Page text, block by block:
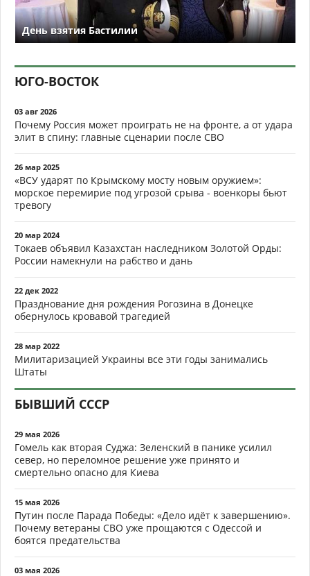
День взятия Бастилии
ЮГО-ВОСТОК
03 авг 2026
Почему Россия может проиграть не на фронте, а от удара
элит в спину: главные сценарии после СВО
26 мар 2025
«ВСУ ударят по Крымскому мосту новым оружием»:
морское перемирие под угрозой срыва - военкоры бьют
тревогу
20 мар 2024
Токаев объявил Казахстан наследником Золотой Орды:
России намекнули на рабство и дань
22 дек 2022
Празднование дня рождения Рогозина в Донецке
обернулось кровавой трагедией
28 мар 2022
Милитаризацией Украины все эти годы занимались
Штаты
БЫВШИЙ СССР
29 мая 2026
Гомель как вторая Суджа: Зеленский в панике усилил
север, но переломное решение уже принято и
смертельно опасно для Киева
15 мая 2026
Путин после Парада Победы: «Дело идёт к завершению».
Почему ветераны СВО уже прощаются с Одессой и
боятся предательства
03 мая 2026